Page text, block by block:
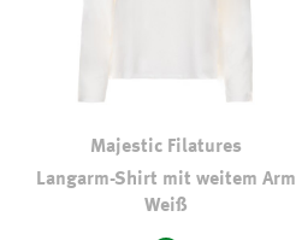
Majestic Filatures
Langarm-Shirt mit weitem Arm
Weiß